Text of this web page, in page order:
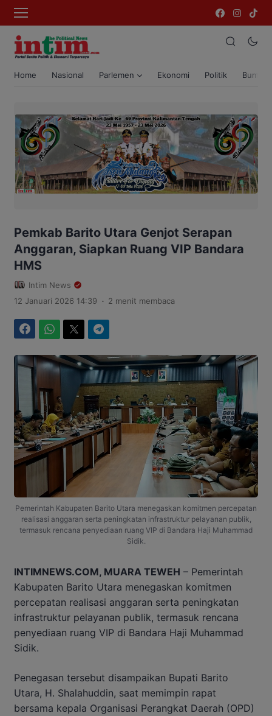
Home Nasional Parlemen Ekonomi Politik Bumi
Pemkab Barito Utara Genjot Serapan
Anggaran, Siapkan Ruang VIP Bandara
HMS
Intim News
12 Januari 2026 14:39 . 2 menit membaca
Pemerintah Kabupaten Barito Utara menegaskan komitmen percepatan
realisasi anggaran serta peningkatan infrastruktur pelayanan publik,
termasuk rencana penyediaan ruang VIP di Bandara Haji Muhammad
Sidik.
INTIMNEWS.COM, MUARA TEWEH – Pemerintah
Kabupaten Barito Utara menegaskan komitmen
percepatan realisasi anggaran serta peningkatan
infrastruktur pelayanan publik, termasuk rencana
penyediaan ruang VIP di Bandara Haji Muhammad
Sidik.
Penegasan tersebut disampaikan Bupati Barito
Utara, H. Shalahuddin, saat memimpin rapat
bersama kepala Organisasi Perangkat Daerah (OPD)